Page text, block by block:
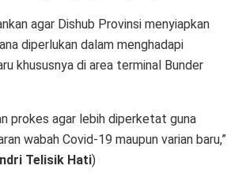
agar Dishub Provinsi menyiapkan
diperlukan dalam menghadapi
khususnya di area terminal Bunder
prokes agar lebih diperketat guna
wabah Covid-19 maupun varian baru,”
Telisik Hati)